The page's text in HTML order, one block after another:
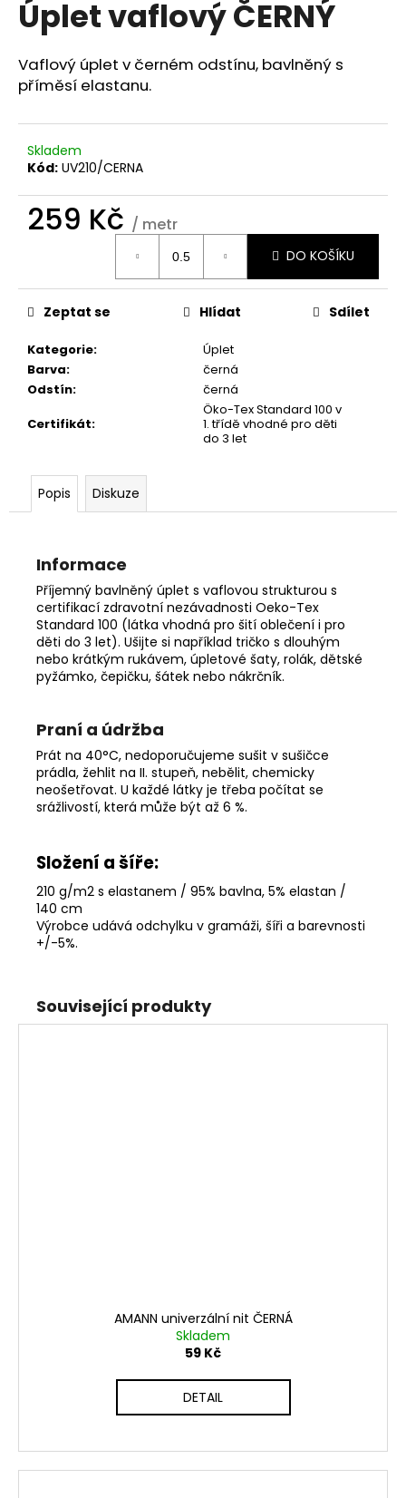
Úplet vaflový ČERNÝ
Vaflový úplet v černém odstínu, bavlněný s
příměsí elastanu.
Skladem
Kód: UV210/CERNA
259 Kč / metr
DO KOŠÍKU
Kategorie:
Úplet
Barva:
černá
Odstín:
černá
Certifikát:
Öko-Tex Standard 100 v
1. třídě vhodné pro děti
do 3 let
Zeptat se Hlídat Sdílet
Popis Diskuze
Informace
Příjemný bavlněný úplet s vaflovou strukturou s
certifikací zdravotní nezávadnosti Oeko-Tex
Standard 100 (látka vhodná pro šití oblečení i pro
děti do 3 let). Ušijte si například tričko s dlouhým
nebo krátkým rukávem, úpletové šaty, rolák, dětské
pyžámko, čepičku, šátek nebo nákrčník.
Praní a údržba
Prát na 40°C, nedoporučujeme sušit v sušičce
prádla, žehlit na II. stupeň, nebělit, chemicky
neošetřovat. U každé látky je třeba počítat se
srážlivostí, která může být až 6 %.
Složení a šíře:
210 g/m2 s elastanem / 95% bavlna, 5% elastan /
140 cm
Výrobce udává odchylku v gramáži, šíři a barevnosti
+/-5%.
Související produkty
AMANN univerzální nit ČERNÁ
Skladem
59 Kč
DETAIL
a
í
t
?
D
o
o
u
u
e